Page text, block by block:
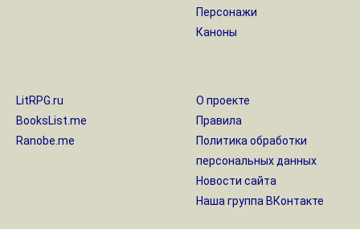
Персонажи
Каноны
LitRPG.ru
BooksList.me
Ranobe.me
О проекте
Правила
Политика обработки
персональных данных
Новости сайта
Наша группа ВКонтакте